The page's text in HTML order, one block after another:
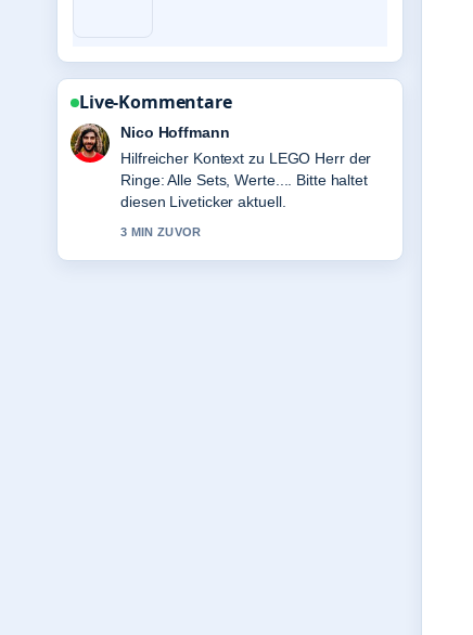
Live-Kommentare
Hannah Weber
Die Berichterstattung zu Alpiner
Skisport bei Olympia 2026: Fakten wirkt
solide und sehr gut nachvollziehbar.
5 MIN ZUVOR